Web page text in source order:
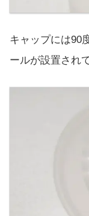
キャップには90
ールが設置され